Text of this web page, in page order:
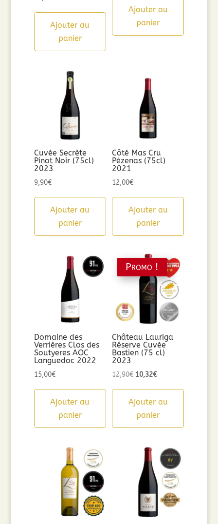
Ajouter au
panier
Ajouter au
panier
Cuvée Secrète
Pinot Noir (75cl)
2023
9,90€
Ajouter au
panier
Côté Mas Cru
Pézenas (75cl)
2021
12,00€
Ajouter au
panier
Domaine des
Verrières Clos des
Soutyeres AOC
Languedoc 2022
15,00€
Ajouter au
panier
Promo !
Château Lauriga
Réserve Cuvée
Bastien (75 cl)
2023
12,90€ Le
initial
était :
10,32€Le
actuel
est :
Ajouter au
panier